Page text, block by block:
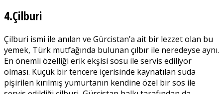
4.Çilburi
Çilburi ismi ile anılan ve Gürcistan’a ait bir lezzet olan bu
yemek, Türk mutfağında bulunan çılbır ile neredeyse aynı.
En önemli özelliği erik ekşisi sosu ile servis ediliyor
olması. Küçük bir tencere içerisinde kaynatılan suda
pişirilen kırılmış yumurtanın kendine özel bir sos ile